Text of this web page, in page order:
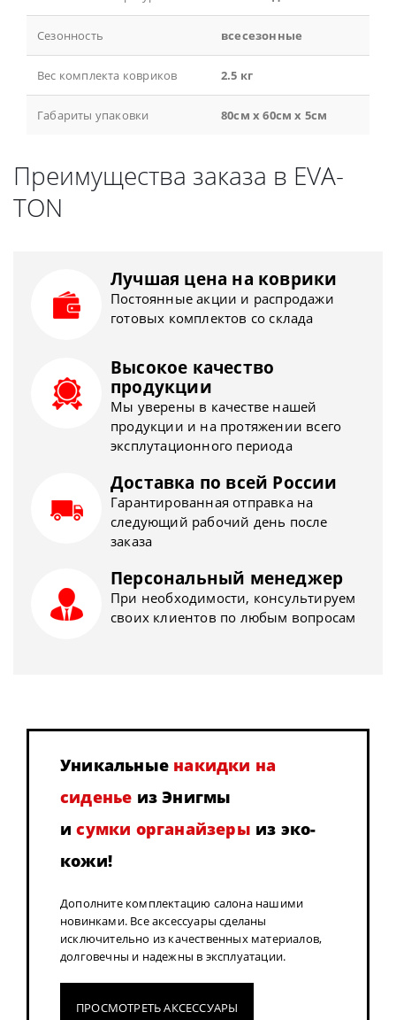
Сезонность всесезонные
Вес комплекта ковриков 2.5 кг
Габариты упаковки 80см x 60см x 5см
Преимущества заказа в EVA-
TON
Лучшая цена на коврики
Постоянные акции и распродажи
готовых комплектов со склада
Высокое качество
продукции
Мы уверены в качестве нашей
продукции и на протяжении всего
эксплутационного периода
Доставка по всей России
Гарантированная отправка на
следующий рабочий день после
заказа
Персональный менеджер
При необходимости, консультируем
своих клиентов по любым вопросам
Уникальные накидки на
сиденье из Энигмы
исумки органайзеры из эко-
кожи!
Дополните комплектацию салона нашими
новинками. Все аксессуары сделаны
исключительно из качественных материалов,
долговечны и надежны в эксплуатации.
ПРОСМОТРЕТЬ АКСЕССУАРЫ